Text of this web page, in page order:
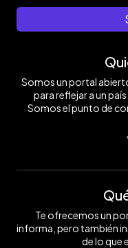
Somos un portal
para reflejar a un
Somos el punto de
Te ofrecemos un
informa, pero también
de lo que